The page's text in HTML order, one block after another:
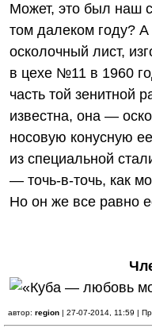
Может, это был наш
том далеком году?
осколочный лист,
в цехе №11 в 1960
часть той зенитной
известна, она —
носовую конусную
из специальной
— точь‑в-точь, как
Но он же все равно
автор: region | 27-07-2014, 11:59 |